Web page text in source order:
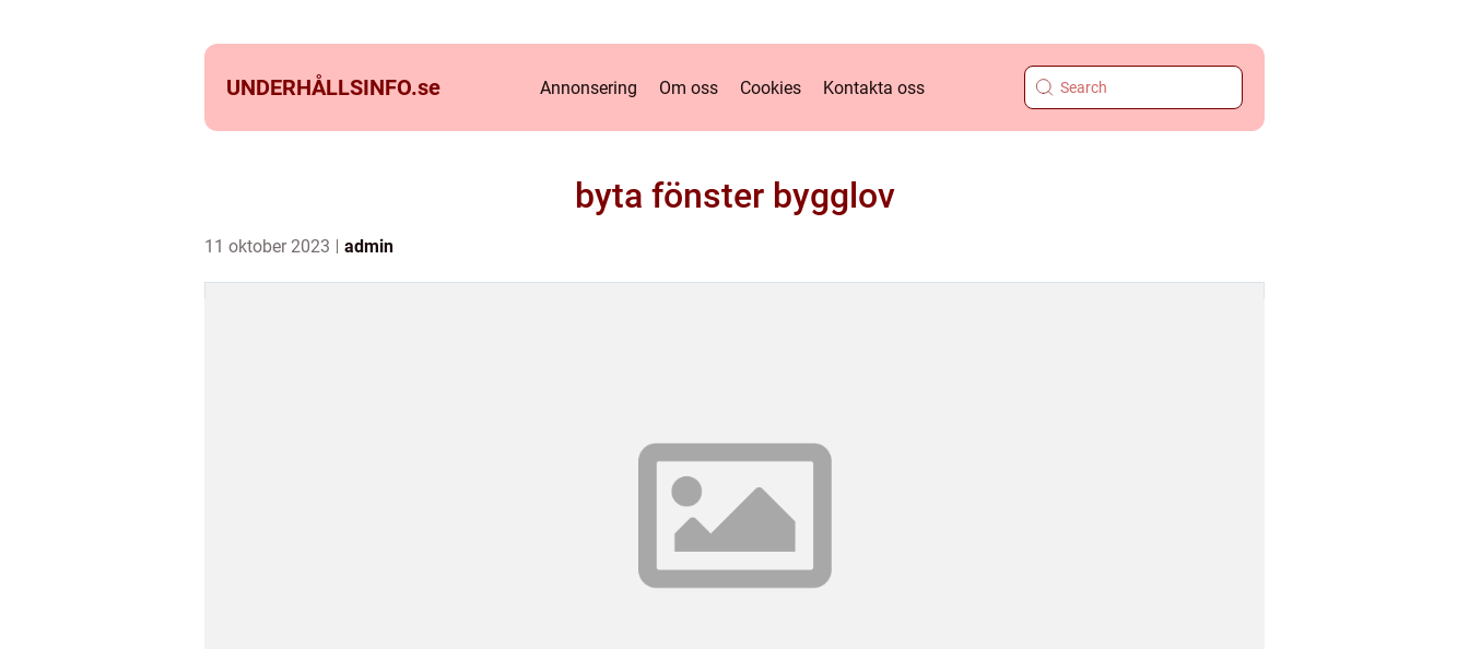
UNDERHÅLLSINFO.se Annonsering Om oss Cookies Kontakta oss
byta fönster bygglov
11 oktober 2023 admin